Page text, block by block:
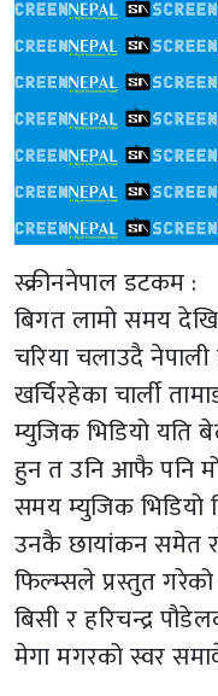
स्क्रीननेपाल डटकम :
बिगत लामो समय
चरिया चलाउदै
खर्चिरहेका चार्ली
म्युजिक भिडियो यति
हुन त उनि आफै पनि
समय म्युजिक भिडियो
उनकै छायांकन समेत
फिल्म्सले प्रस्तुत
बिसी र हरिचन्द्र
मेगा मगरको स्वर